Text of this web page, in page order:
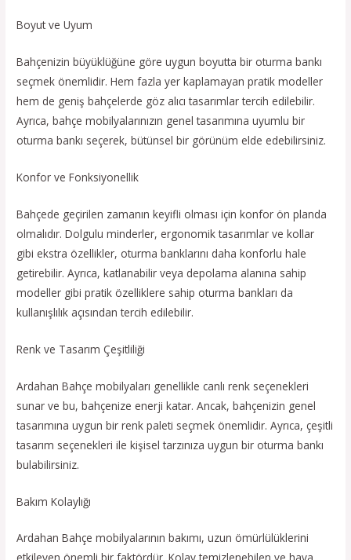
Boyut ve Uyum
Bahçenizin büyüklüğüne göre uygun boyutta bir oturma bankı
seçmek önemlidir. Hem fazla yer kaplamayan pratik modeller
hem de geniş bahçelerde göz alıcı tasarımlar tercih edilebilir.
Ayrıca, bahçe mobilyalarınızın genel tasarımına uyumlu bir
oturma bankı seçerek, bütünsel bir görünüm elde edebilirsiniz.
Konfor ve Fonksiyonellik
Bahçede geçirilen zamanın keyifli olması için konfor ön planda
olmalıdır. Dolgulu minderler, ergonomik tasarımlar ve kollar
gibi ekstra özellikler, oturma banklarını daha konforlu hale
getirebilir. Ayrıca, katlanabilir veya depolama alanına sahip
modeller gibi pratik özelliklere sahip oturma bankları da
kullanışlılık açısından tercih edilebilir.
Renk ve Tasarım Çeşitliliği
Ardahan Bahçe mobilyaları genellikle canlı renk seçenekleri
sunar ve bu, bahçenize enerji katar. Ancak, bahçenizin genel
tasarımına uygun bir renk paleti seçmek önemlidir. Ayrıca, çeşitli
tasarım seçenekleri ile kişisel tarzınıza uygun bir oturma bankı
bulabilirsiniz.
Bakım Kolaylığı
Ardahan Bahçe mobilyalarının bakımı, uzun ömürlülüklerini